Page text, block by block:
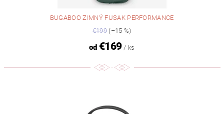
BUGABOO ZIMNÝ FUSAK PERFORMANCE
€199 (–15 %)
od€169 / ks